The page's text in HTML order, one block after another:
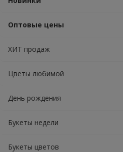
Оптовые цены
ХИТ продаж
Цветы любимой
День рождения
Букеты недели
Букеты цветов